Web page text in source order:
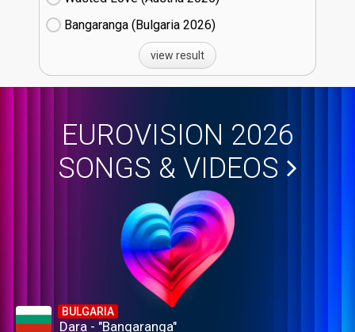
Bangaranga (Bulgaria
26)
view result
EUROVISION 2026
SONGS & VIDEOS
BULGARIA
Dara - "Bangaranga"